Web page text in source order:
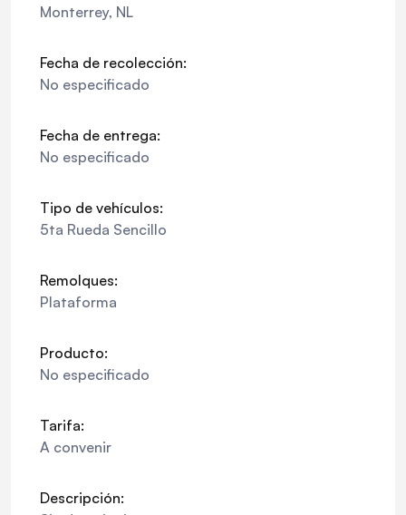
Monterrey, NL
Fecha de recolección:
No especificado
Fecha de entrega:
No especificado
Tipo de vehículos:
5ta Rueda Sencillo
Remolques:
Plataforma
Producto:
No especificado
Tarifa:
A convenir
Descripción: